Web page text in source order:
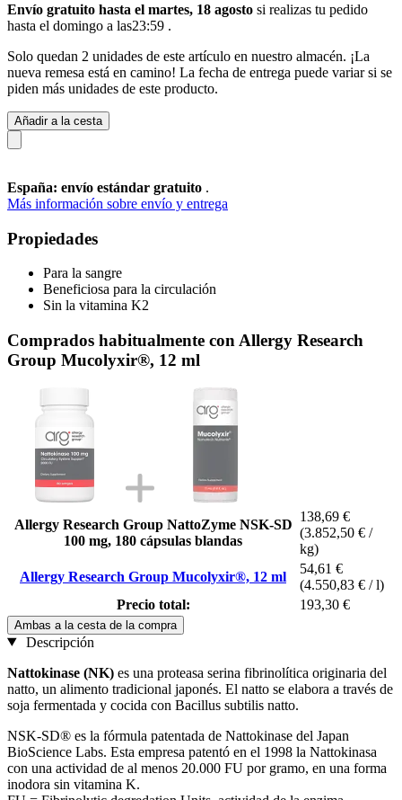
Envío gratuito hasta el martes, 18 agosto si realizas tu pedido
hasta el domingo a las23:59 .
Solo quedan 2 unidades de este artículo en nuestro almacén. ¡La
nueva remesa está en camino! La fecha de entrega puede variar si se
piden más unidades de este producto.
Añadir a la cesta
España: envío estándar gratuito .
Más información sobre envío y entrega
Propiedades
Para la sangre
Beneficiosa para la circulación
Sin la vitamina K2
Comprados habitualmente con Allergy Research
Group Mucolyxir®, 12 ml
Allergy Research Group NattoZyme NSK-SD
100 mg, 180 cápsulas blandas
138,69 €
(3.852,50 € /
kg)
Allergy Research Group Mucolyxir®, 12 ml
54,61 €
(4.550,83 € / l)
Precio total:
193,30 €
Ambas a la cesta de la compra
Descripción
Nattokinase (NK) es una proteasa serina fibrinolítica originaria del
natto, un alimento tradicional japonés. El natto se elabora a través de
soja fermentada y cocida con Bacillus subtilis natto.
NSK-SD® es la fórmula patentada de Nattokinase del Japan
BioScience Labs. Esta empresa patentó en el 1998 la Nattokinasa
con una actividad de al menos 20.000 FU por gramo, en una forma
inodora sin vitamina K.